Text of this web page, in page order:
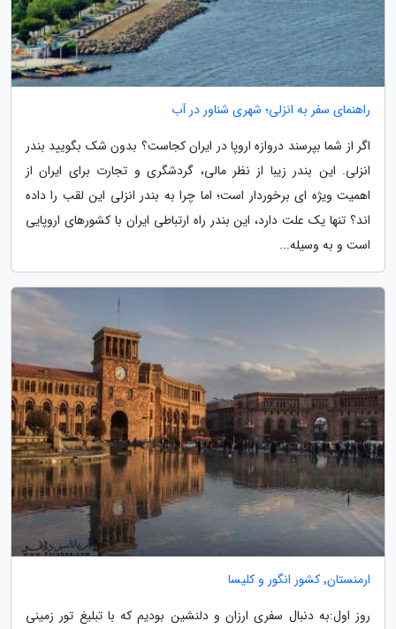
راهنمای سفر به انزلی؛ شهری شناور در آب
اگر از شما بپرسند دروازه اروپا در ایران کجاست؟ بدون شک بگویید بندر
انزلی. این بندر زیبا از نظر مالی، گردشگری و تجارت برای ایران از
اهمیت ویژه ای برخوردار است؛ اما چرا به بندر انزلی این لقب را داده
اند؟ تنها یک علت دارد، این بندر راه ارتباطی ایران با کشورهای اروپایی
است و به وسیله...
ارمنستان٬ کشور انگور و کلیسا
روز اول:به دنبال سفری ارزان و دلنشین بودیم که با تبلیغ تور زمینی